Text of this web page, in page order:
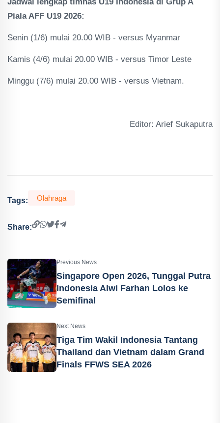
Piala AFF U19 2026:
Senin (1/6) mulai 20.00 WIB - versus Myanmar
​Kamis (4/6) mulai 20.00 WIB - versus Timor Leste
Minggu (7/6) mulai 20.00 WIB - versus Vietnam.
Editor: Arief Sukaputra
Tags: Olahraga
Share:
Previous News
Singapore Open 2026, Tunggal Putra
Indonesia Alwi Farhan Lolos ke
Semifinal
Next News
Tiga Tim Wakil Indonesia Tantang
Thailand dan Vietnam dalam Grand
Finals FFWS SEA 2026